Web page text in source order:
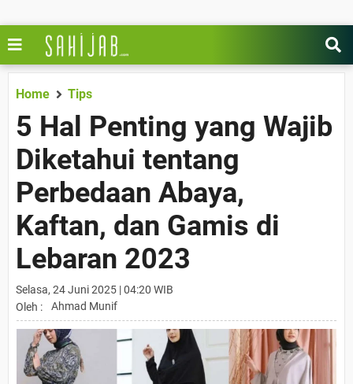
Home Tips
5 Hal Penting yang Wajib
Diketahui tentang
Perbedaan Abaya,
Kaftan, dan Gamis di
Lebaran 2023
Selasa, 24 Juni 2025 | 04:20 WIB
Oleh :
Ahmad Munif